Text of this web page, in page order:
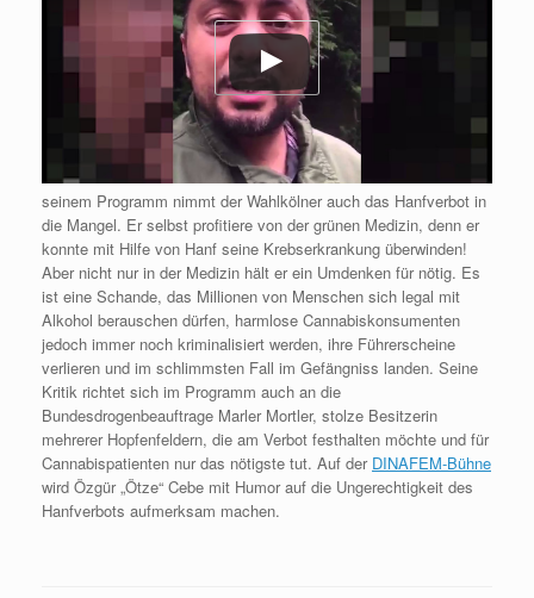
seinem Programm nimmt der Wahlkölner auch das Hanfverbot in
die Mangel. Er selbst profitiere von der grünen Medizin, denn er
konnte mit Hilfe von Hanf seine Krebserkrankung überwinden!
Aber nicht nur in der Medizin hält er ein Umdenken für nötig. Es
ist eine Schande, das Millionen von Menschen sich legal mit
Alkohol berauschen dürfen, harmlose Cannabiskonsumenten
jedoch immer noch kriminalisiert werden, ihre Führerscheine
verlieren und im schlimmsten Fall im Gefängniss landen. Seine
Kritik richtet sich im Programm auch an die
Bundesdrogenbeauftrage Marler Mortler, stolze Besitzerin
mehrerer Hopfenfeldern, die am Verbot festhalten möchte und für
Cannabispatienten nur das nötigste tut. Auf der DINAFEM-Bühne
wird Özgür „Ötze“ Cebe mit Humor auf die Ungerechtigkeit des
Hanfverbots aufmerksam machen.